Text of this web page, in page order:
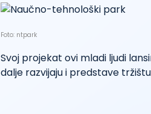
Foto: ntpark
Svoj projekat ovi mladi ljudi
dalje razvijaju i predstave